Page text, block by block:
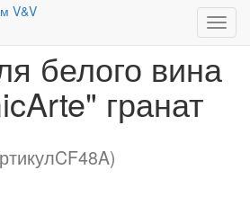
вина "CeramicArte" гранат
белого вина
гранат